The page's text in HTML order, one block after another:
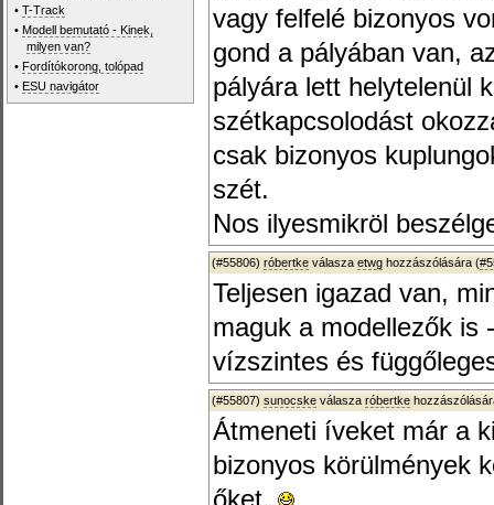
•T-Track
• Modell bemutató - Kinek,
milyen van?
• Fordítókorong, tolópad
• ESU navigátor
vagy felfelé bizonyos
gond a pályában van,
pályára lett helytelenül
szétkapcsolodást
csak bizonyos
szét.
Nos ilyesmikröl
(#55806) róbertke válasza etwg hozzászólására (
Teljesen igazad van,
maguk a modellezők is
vízszintes és
(#55807) sunocske válasza róbertke
Átmeneti íveket már a
bizonyos körülmények